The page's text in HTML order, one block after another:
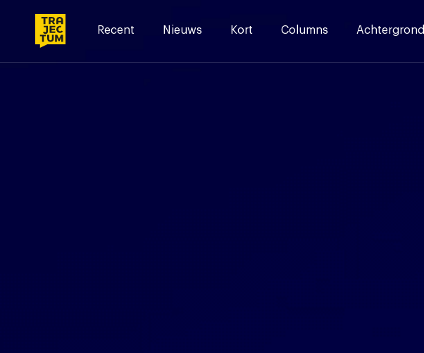
Recent Nieuws Kort Columns Achtergrond